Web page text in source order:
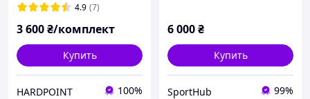
металлические
бронежилет
4.9 (7)
3 600₴/комплект
Купить
HARDPOINT 100%
6 000₴
Купить
SportHub 99%